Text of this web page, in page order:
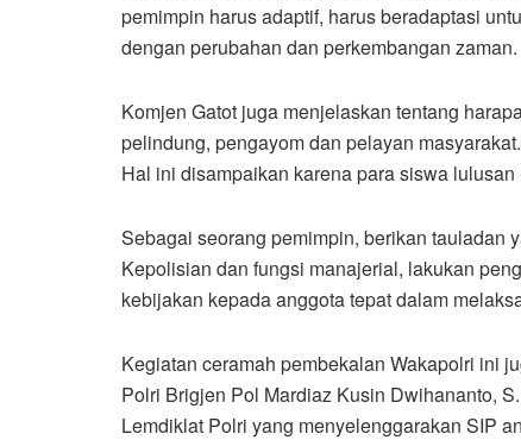
pemimpin harus adaptif, harus beradaptasi
dengan perubahan dan perkembangan zaman.
Komjen Gatot juga menjelaskan tentang
pelindung, pengayom dan pelayan masyarakat.
Hal ini disampaikan karena para siswa
Sebagai seorang pemimpin, berikan tauladan
Kepolisian dan fungsi manajerial, lakukan
kebijakan kepada anggota tepat dalam
Kegiatan ceramah pembekalan Wakapolri ini
Polri Brigjen Pol Mardiaz Kusin Dwihananto,
Lemdiklat Polri yang menyelenggarakan SIP